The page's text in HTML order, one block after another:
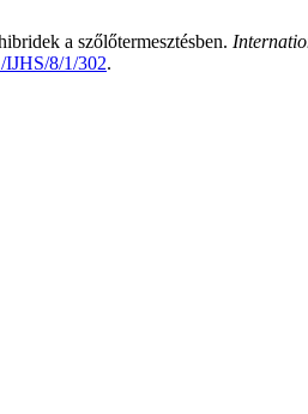
a szőlőtermesztésben.
IJHS/8/1/302.